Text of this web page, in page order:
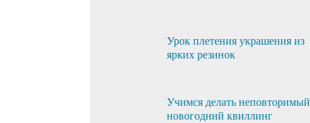
Урок плетения украшения из
ярких резинок
Учимся делать неповторимый
новогодний квиллинг